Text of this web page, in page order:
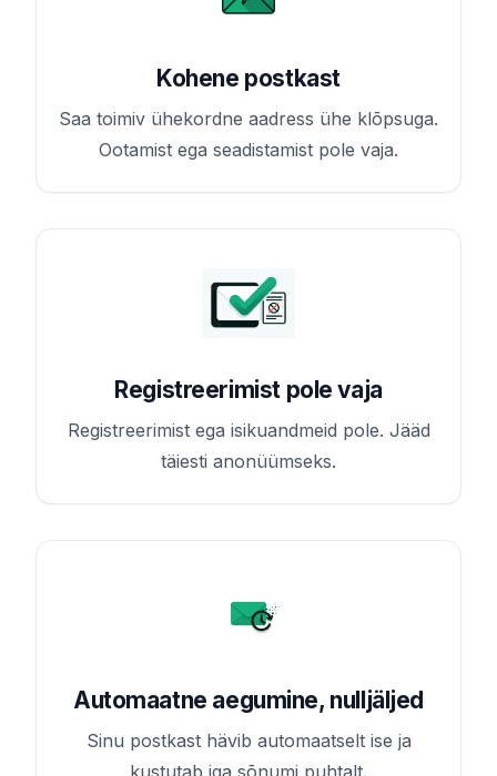
Kohene postkast
Saa toimiv ühekordne aadress ühe klõpsuga.
Ootamist ega seadistamist pole vaja.
Registreerimist pole vaja
Registreerimist ega isikuandmeid pole. Jääd
täiesti anonüümseks.
Automaatne aegumine, nulljäljed
Sinu postkast hävib automaatselt ise ja